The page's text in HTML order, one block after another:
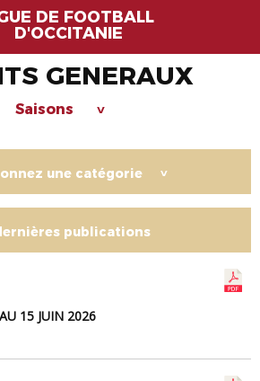
DE FOOTBALL
D'OCCITANIE
GENERAUX
Saisons >
une catégorie >
publications
15 JUIN 2026